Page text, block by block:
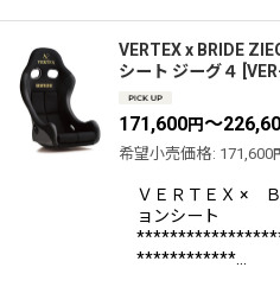
VERTEX x BRIDE
シート ジーグ４
171,600円～
希望小売価格: 171,600
ＶＥＲＴＥＸ ×
ョンシート
************…